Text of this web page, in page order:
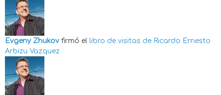
Evgeny Zhukov firmó el libro de visitas de Ricardo Ernesto
Arbizu Vazquez